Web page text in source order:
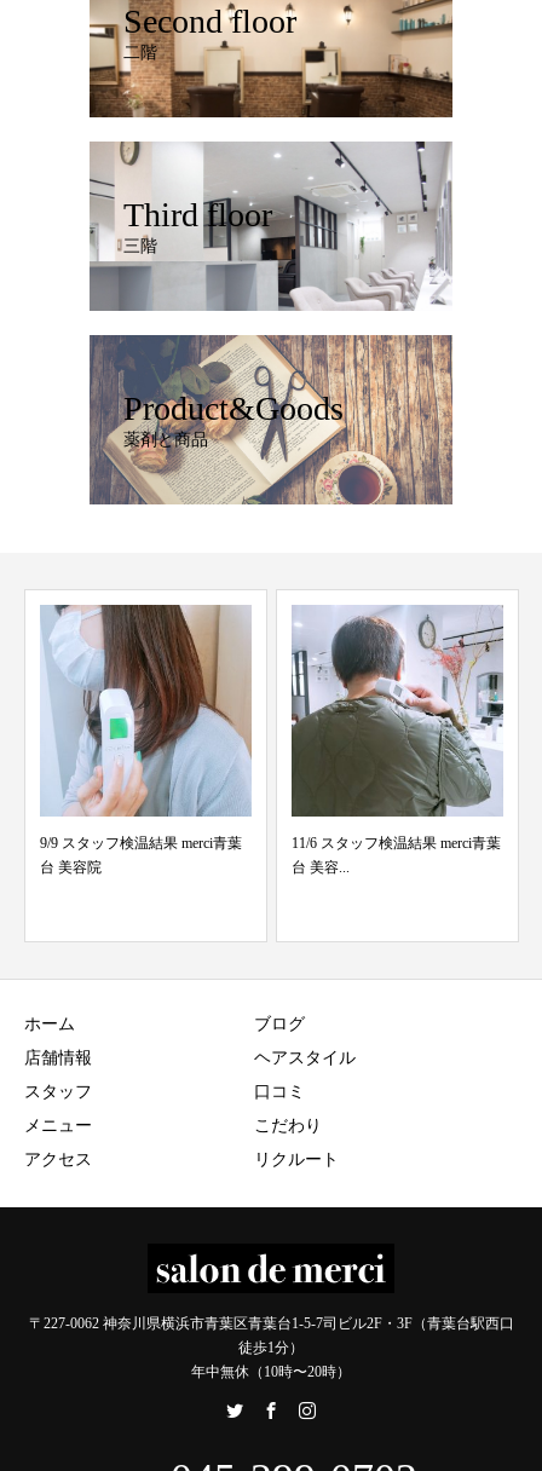
Second floor
二階
Third floor
三階
Product&Goods
薬剤と商品
11/6 スタッフ検温結果 merci青葉
台 美容...
Spring ☆ショートミディ☆スタ
イルチェンジm...
ホーム
店舗情報
スタッフ
メニュー
アクセス
ブログ
ヘアスタイル
口コミ
こだわり
リクルート
〒227-0062 神奈川県横浜市青葉区青葉台1-5-7司ビル2F・3F（青葉台駅西口
徒歩1分）
年中無休（10時〜20時）